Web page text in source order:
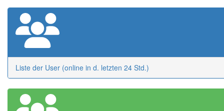
Liste der User (online in d. letzten 24 Std.)